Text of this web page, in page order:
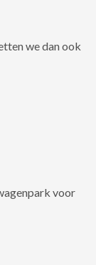
we dan ook
voor